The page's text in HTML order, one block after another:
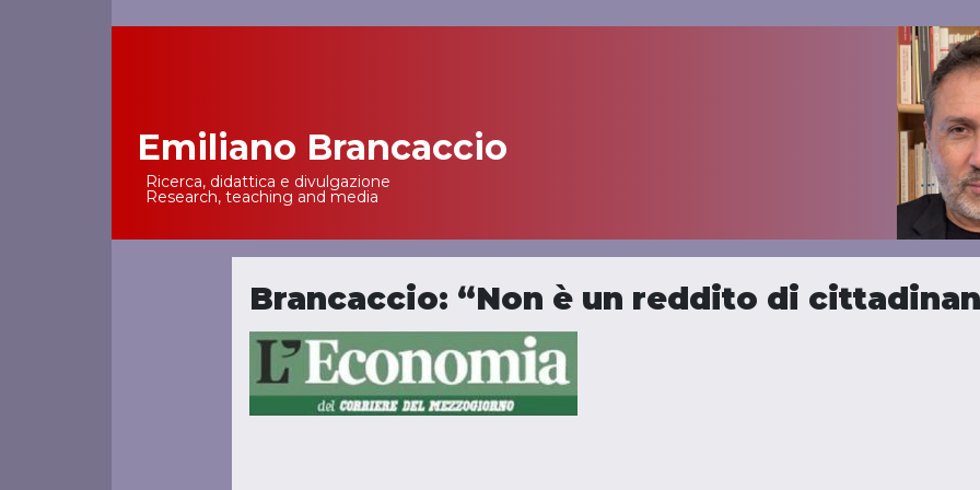
Main NavigationEmiliano Brancaccio
Ricerca, didattica e divulgazione
Research, teaching and media
Brancaccio: “Non è un reddito di